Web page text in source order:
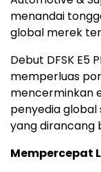
menandai
global merek
Debut DFSK E5
memperluas
mencerminkan
penyedia global
yang dirancang
Mempercepat